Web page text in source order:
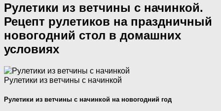
Рулетики из ветчины с начинкой.
Рецепт рулетиков на праздничный
новогодний стол в домашних
условиях
Рулетики из ветчины с начинкой
Рулетики из ветчины с начинкой на новогодний год